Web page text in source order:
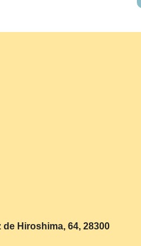
de Hiroshima, 64, 28300